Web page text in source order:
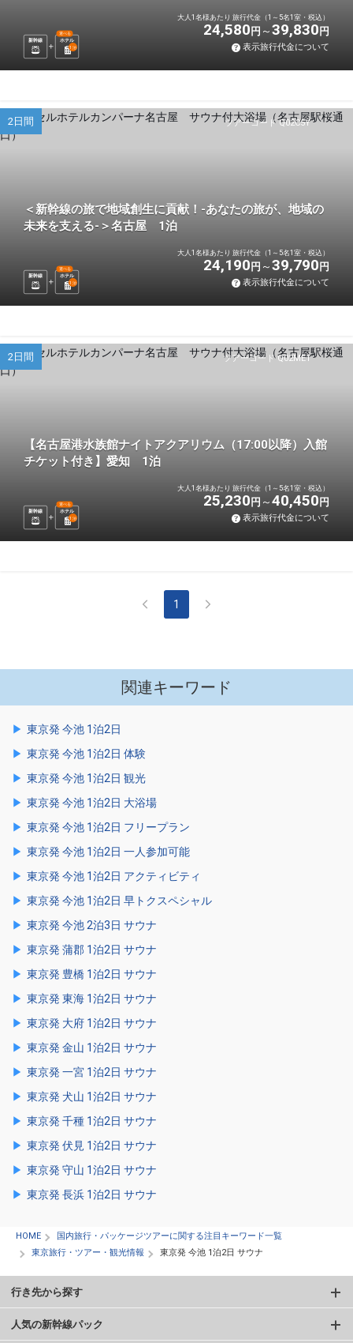
新幹線 ホテル
選べる
1 泊
大人1名様あたり 旅行代金（1～5名1室・税込）
24,580 円 39,830 円
表示旅行代金について
ツアーコード Q02C5Y
2日間
＜新幹線の旅で地域創生に貢献！-あなたの旅が、地域の
未来を支える-＞名古屋 1泊
新幹線 ホテル
選べる
1 泊
大人1名様あたり 旅行代金（1～5名1室・税込）
24,190 円 39,790 円
表示旅行代金について
ツアーコード Q02ME1
2日間
【名古屋港水族館ナイトアクアリウム（17:00以降）入館
チケット付き】愛知 1泊
新幹線 ホテル
選べる
1 泊
大人1名様あたり 旅行代金（1～5名1室・税込）
25,230 円 40,450 円
表示旅行代金について
1
関連キーワード
東京発 今池 1泊2日
東京発 今池 1泊2日 体験
東京発 今池 1泊2日 観光
東京発 今池 1泊2日 大浴場
東京発 今池 1泊2日 フリープラン
東京発 今池 1泊2日 一人参加可能
東京発 今池 1泊2日 アクティビティ
東京発 今池 1泊2日 早トクスペシャル
東京発 今池 2泊3日 サウナ
東京発 蒲郡 1泊2日 サウナ
東京発 豊橋 1泊2日 サウナ
東京発 東海 1泊2日 サウナ
東京発 大府 1泊2日 サウナ
東京発 金山 1泊2日 サウナ
東京発 一宮 1泊2日 サウナ
東京発 犬山 1泊2日 サウナ
東京発 千種 1泊2日 サウナ
東京発 伏見 1泊2日 サウナ
東京発 守山 1泊2日 サウナ
東京発 長浜 1泊2日 サウナ
HOME
国内旅行・パッケージツアーに関する注目キーワード一覧
東京旅行・ツアー・観光情報
東京発 今池 1泊2日 サウナ
行き先から探す
人気の新幹線パック